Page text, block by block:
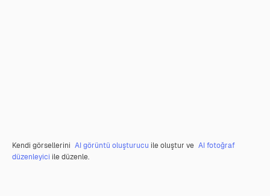
Kendi görsellerini AI görüntü oluşturucu ile oluştur ve AI fotoğraf
düzenleyici ile düzenle.